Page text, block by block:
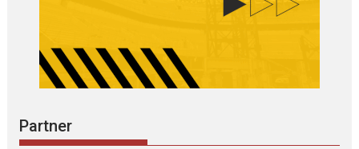
Partner